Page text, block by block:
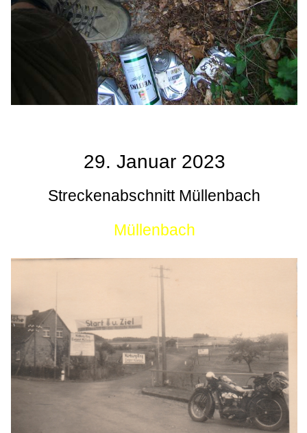
29. Januar 2023
Streckenabschnitt Müllenbach
Müllenbach